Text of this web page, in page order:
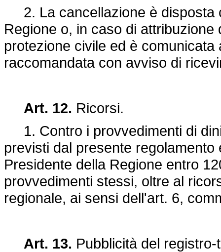
2. La cancellazione è disposta
Regione o, in caso di
protezione civile ed è
raccomandata con avviso di
Art. 12. Ricorsi.
1. Contro i provvedimenti di
previsti dal presente
Presidente della Regione entro
provvedimenti stessi, oltre al
regionale, ai sensi dell'art. 6,
Art. 13. Pubblicità del